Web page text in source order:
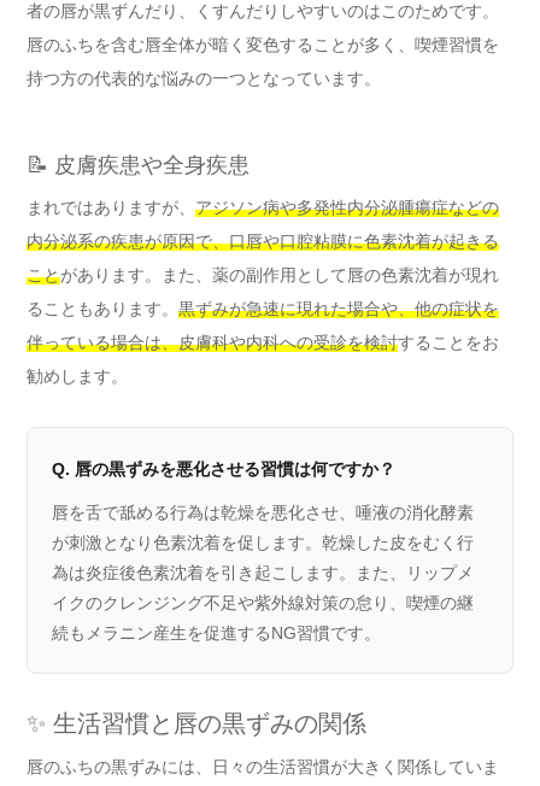
者の唇が黒ずんだり、くすんだりしやすいのはこのためです。
唇のふちを含む唇全体が暗く変色することが多く、喫煙習慣を
持つ方の代表的な悩みの一つとなっています。
📝 皮膚疾患や全身疾患
まれではありますが、 アジソン病や多発性内分泌腫瘍症などの
内分泌系の疾患が原因で、口唇や口腔粘膜に色素沈着が起きる
ことがあります。また、薬の副作用として唇の色素沈着が現れ
ることもあります。 黒ずみが急速に現れた場合や、他の症状を
伴っている場合は、皮膚科や内科への受診を検討することをお
勧めします。
Q. 唇の黒ずみを悪化させる習慣は何ですか？
唇を舌で舐める行為は乾燥を悪化させ、唾液の消化酵素
が刺激となり色素沈着を促します。乾燥した皮をむく行
為は炎症後色素沈着を引き起こします。また、リップメ
イクのクレンジング不足や紫外線対策の怠り、喫煙の継
続もメラニン産生を促進するNG習慣です。
✨ 生活習慣と唇の黒ずみの関係
唇のふちの黒ずみには、日々の生活習慣が大きく関係していま